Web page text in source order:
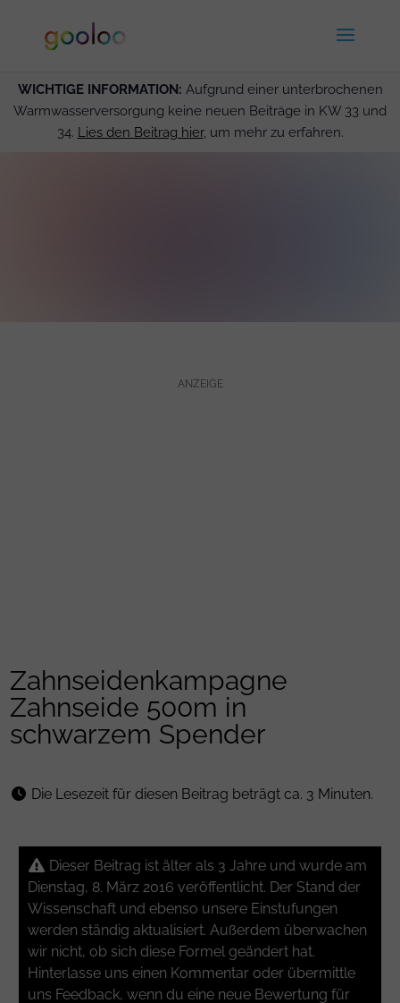
WICHTIGE INFORMATION: Aufgrund einer unterbrochenen
Warmwasserversorgung keine neuen Beiträge in KW 33 und
34. Lies den Beitrag hier, um mehr zu erfahren.
Zahnseidenkampagne
Zahnseide 500m in
schwarzem Spender
Die Lesezeit für diesen Beitrag beträgt ca. 3 Minuten.
Dieser Beitrag ist älter als 3 Jahre und wurde am
Dienstag, 8. März 2016 veröffentlicht. Der Stand der
Wissenschaft und ebenso unsere Einstufungen
werden ständig aktualisiert. Außerdem überwachen
wir nicht, ob sich diese Formel geändert hat.
Hinterlasse uns einen Kommentar oder übermittle
uns Feedback, wenn du eine neue Bewertung für